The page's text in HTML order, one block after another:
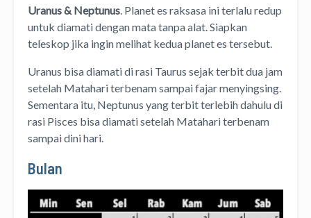
Uranus & Neptunus. Planet es raksasa ini terlalu redup
untuk diamati dengan mata tanpa alat. Siapkan
teleskop jika ingin melihat kedua planet es tersebut.
Uranus bisa diamati di rasi Taurus sejak terbit dua jam
setelah Matahari terbenam sampai fajar menyingsing.
Sementara itu, Neptunus yang terbit terlebih dahulu di
rasi Pisces bisa diamati setelah Matahari terbenam
sampai dini hari.
Bulan